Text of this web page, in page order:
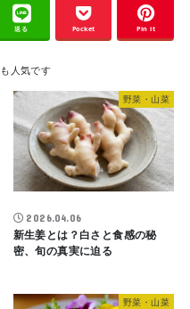
送る Pocket Pin it
野菜・山菜
2026.04.06
新生姜とは？白さと食感の秘
密、旬の真実に迫る
野菜・山菜